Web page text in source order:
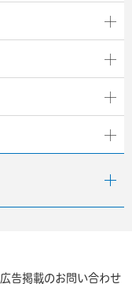
広告掲載のお問い合わせ